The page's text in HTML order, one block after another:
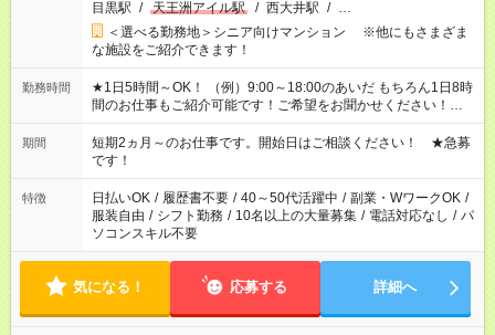
目黒駅 / 天王洲アイル駅 / 西大井駅 / …
＜選べる勤務地＞シニア向けマンション ※他にもさまざま
な施設をご紹介できます！
勤務時間
★1日5時間～OK！ （例）9:00～18:00のあいだ もちろん1日8時
間のお仕事もご紹介可能です！ご希望をお聞かせください！★家
庭の都合でお休みが必要な場合も遠慮なくご相談ください。 ※
週最低15時間以上の勤務が必要です
期間
短期2ヵ月～のお仕事です。開始日はご相談ください！ ★急募
です！
特徴 日払いOK / 履歴書不要 / 40～50代活躍中 / 副業・WワークOK /
服装自由 / シフト勤務 / 10名以上の大量募集 / 電話対応なし / パ
ソコンスキル不要
気になる！ 応募する 詳細へ